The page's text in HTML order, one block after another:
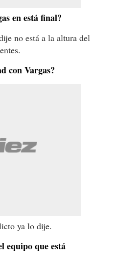
en está final?
no está a la altura del
con Vargas?
ya lo dije.
equipo que está